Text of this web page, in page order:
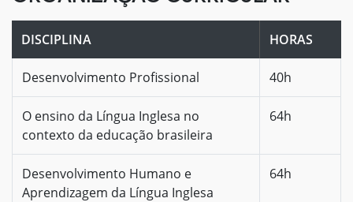
DISCIPLINA HORAS
Desenvolvimento Profissional 40h
O ensino da Língua Inglesa no
contexto da educação brasileira
64h
Desenvolvimento Humano e
Aprendizagem da Língua Inglesa
64h